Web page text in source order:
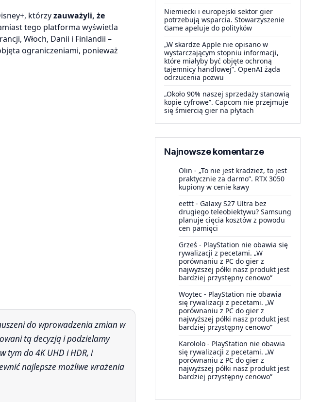
którzyzauważyli, że
tego platforma wyświetla
Włoch, Danii i Finlandii –
ograniczeniami, ponieważ
tą decyzją i podzielamy
tym do 4K UHD i HDR, i
najlepsze możliwe wrażenia
Niemiecki i europejski sektor gier
potrzebują wsparcia. Stowarzyszenie
Game apeluje do polityków
„W skardze Apple nie opisano w
wystarczającym stopniu informacji,
które miałyby być objęte ochroną
tajemnicy handlowej”. OpenAI żąda
odrzucenia pozwu
„Około 90% naszej sprzedaży stanowią
kopie cyfrowe”. Capcom nie przejmuje
się śmiercią gier na płytach
Najnowsze komentarze
Olin - „To nie jest kradzież, to jest
praktycznie za darmo”. RTX 3050
kupiony w cenie kawy
eettt - Galaxy S27 Ultra bez
drugiego teleobiektywu? Samsung
planuje cięcia kosztów z powodu
cen pamięci
Grześ - PlayStation nie obawia się
rywalizacji z pecetami. „W
porównaniu z PC do gier z
najwyższej półki nasz produkt jest
bardziej przystępny cenowo”
Woytec - PlayStation nie obawia
się rywalizacji z pecetami. „W
porównaniu z PC do gier z
najwyższej półki nasz produkt jest
bardziej przystępny cenowo”
Karololo - PlayStation nie obawia
się rywalizacji z pecetami. „W
porównaniu z PC do gier z
najwyższej półki nasz produkt jest
bardziej przystępny cenowo”